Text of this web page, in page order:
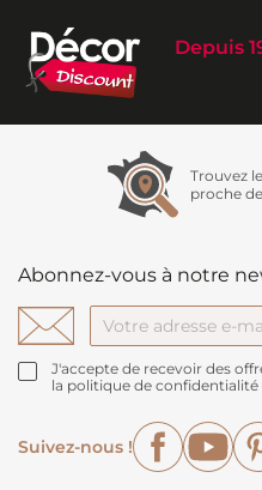
Depuis
Trouvez
proche
Abonnez-vous à notre
J'accepte de recevoir des
la politique de
Suivez-nous !